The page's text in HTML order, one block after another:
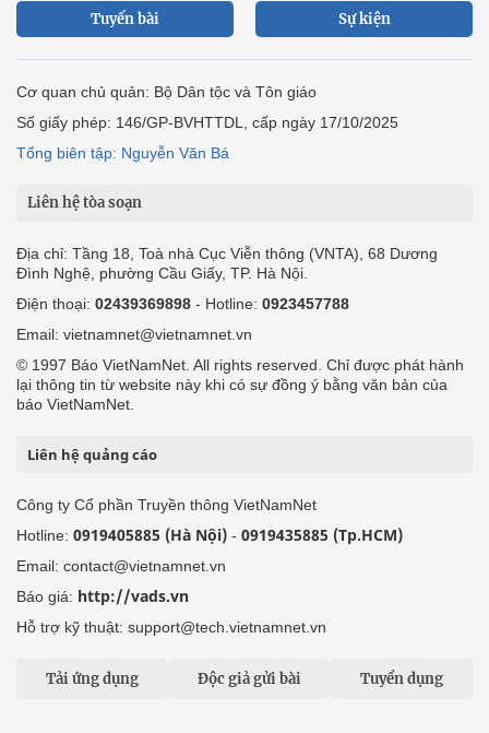
Tuyến bài Sự kiện
Cơ quan chủ quản: Bộ Dân tộc và Tôn giáo
Số giấy phép: 146/GP-BVHTTDL, cấp ngày 17/10/2025
Tổng biên tập: Nguyễn Văn Bá
Liên hệ tòa soạn
Địa chỉ: Tầng 18, Toà nhà Cục Viễn thông (VNTA), 68 Dương
Đình Nghệ, phường Cầu Giấy, TP. Hà Nội.
Điện thoại: 02439369898 - Hotline: 0923457788
Email: vietnamnet@vietnamnet.vn
© 1997 Báo VietNamNet. All rights reserved. Chỉ được phát hành
lại thông tin từ website này khi có sự đồng ý bằng văn bản của
báo VietNamNet.
Liên hệ quảng cáo
Công ty Cổ phần Truyền thông VietNamNet
Hotline: 0919405885 (Hà Nội) - 0919435885 (Tp.HCM)
Email: contact@vietnamnet.vn
Báo giá: http://vads.vn
Hỗ trợ kỹ thuật: support@tech.vietnamnet.vn
Tải ứng dụng Độc giả gửi bài Tuyển dụng